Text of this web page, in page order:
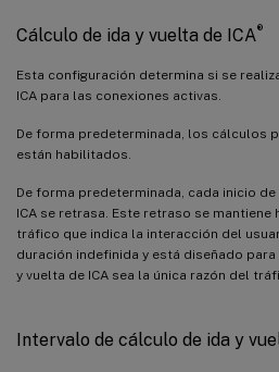
Cálculo de ida y vuelta de ICA®
Esta configuración determina si se
ICA para las conexiones activas.
De forma predeterminada, los cálculos
están habilitados.
De forma predeterminada, cada inicio
ICA se retrasa. Este retraso se mantiene
tráfico que indica la interacción del
duración indefinida y está diseñado
y vuelta de ICA sea la única razón del
Intervalo de cálculo de ida y